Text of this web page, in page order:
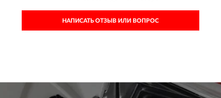
НАПИСАТЬ ОТЗЫВ ИЛИ ВОПРОС